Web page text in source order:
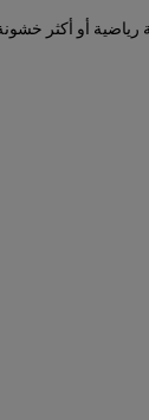
أو أكثر خشونة،